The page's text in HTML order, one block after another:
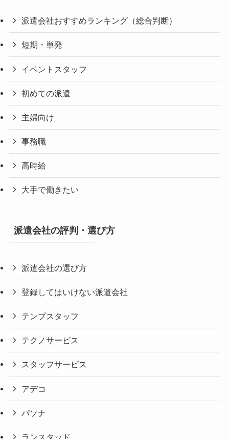
派遣会社おすすめランキング（総合判断）
短期・単発
イベントスタッフ
初めての派遣
主婦向け
事務職
高時給
大手で働きたい
派遣会社の評判・選び方
派遣会社の選び方
登録してはいけない派遣会社
テンプスタッフ
テクノサービス
スタッフサービス
アデコ
パソナ
ランスタッド